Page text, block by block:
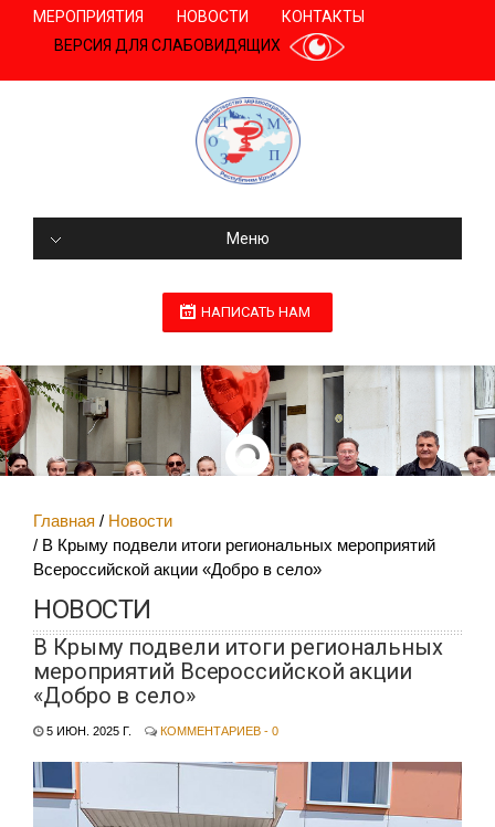
МЕРОПРИЯТИЯ НОВОСТИ
КОНТАКТЫ
ВЕРСИЯ ДЛЯ СЛАБОВИДЯЩИХ
Меню
НАПИСАТЬ НАМ
Главная
Новости
В Крыму подвели итоги региональных мероприятий
Всероссийской акции «Добро в село»
НОВОСТИ
В Крыму подвели итоги региональных
мероприятий Всероссийской акции
«Добро в село»
5 ИЮН. 2025 Г. КОММЕНТАРИЕВ - 0